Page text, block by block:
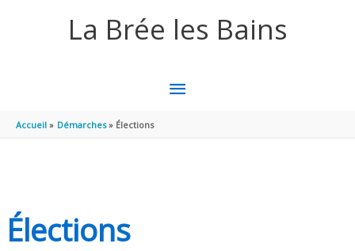
La Brée les Bains
MENU
Accueil Démarches Élections
Élections